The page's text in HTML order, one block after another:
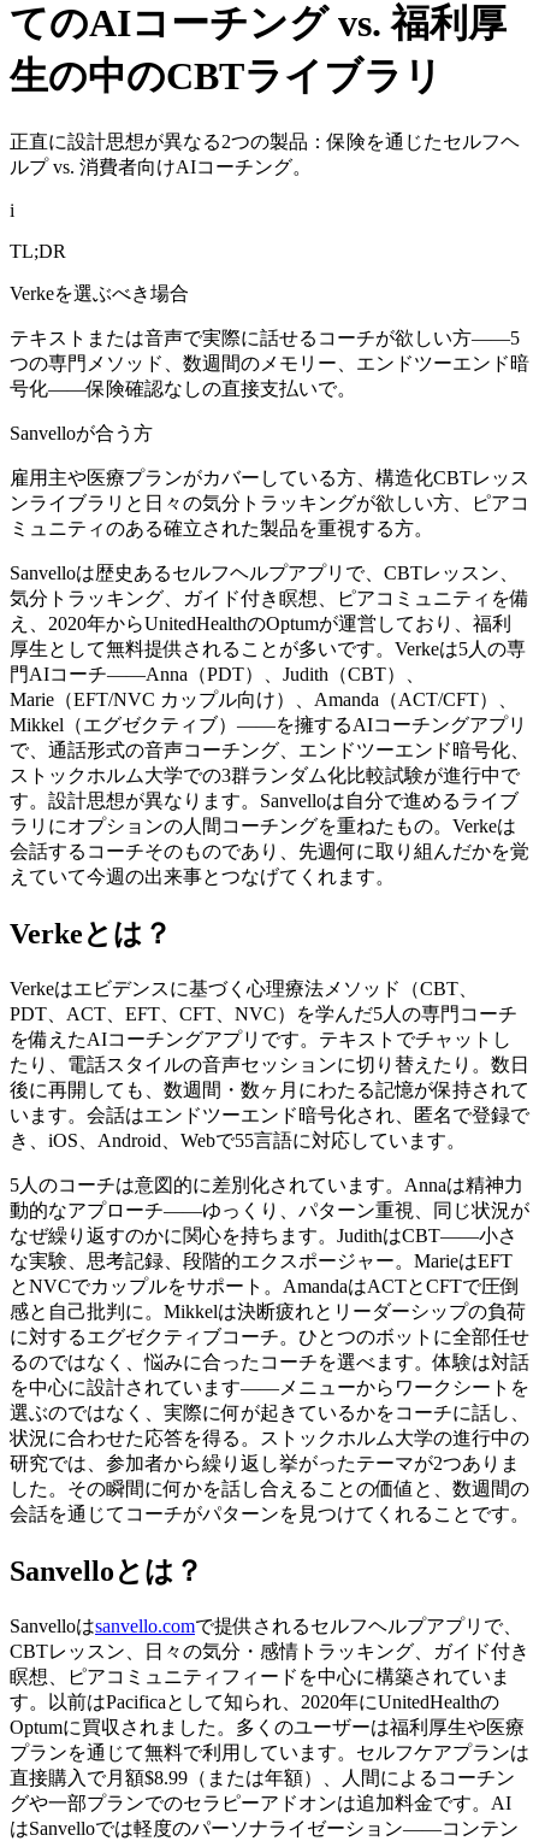
てのAIコーチング vs. 福利厚
生の中のCBTライブラリ
正直に設計思想が異なる2つの製品：保険を通じたセルフヘ
ルプ vs. 消費者向けAIコーチング。
i
TL;DR
Verkeを選ぶべき場合
テキストまたは音声で実際に話せるコーチが欲しい方——5
つの専門メソッド、数週間のメモリー、エンドツーエンド暗
号化——保険確認なしの直接支払いで。
Sanvelloが合う方
雇用主や医療プランがカバーしている方、構造化CBTレッス
ンライブラリと日々の気分トラッキングが欲しい方、ピアコ
ミュニティのある確立された製品を重視する方。
Sanvelloは歴史あるセルフヘルプアプリで、CBTレッスン、
気分トラッキング、ガイド付き瞑想、ピアコミュニティを備
え、2020年からUnitedHealthのOptumが運営しており、福利
厚生として無料提供されることが多いです。Verkeは5人の専
門AIコーチ——Anna（PDT）、Judith（CBT）、
Marie（EFT/NVC カップル向け）、Amanda（ACT/CFT）、
Mikkel（エグゼクティブ）——を擁するAIコーチングアプリ
で、通話形式の音声コーチング、エンドツーエンド暗号化、
ストックホルム大学での3群ランダム化比較試験が進行中で
す。設計思想が異なります。Sanvelloは自分で進めるライブ
ラリにオプションの人間コーチングを重ねたもの。Verkeは
会話するコーチそのものであり、先週何に取り組んだかを覚
えていて今週の出来事とつなげてくれます。
Verkeとは？
Verkeはエビデンスに基づく心理療法メソッド（CBT、
PDT、ACT、EFT、CFT、NVC）を学んだ5人の専門コーチ
を備えたAIコーチングアプリです。テキストでチャットし
たり、電話スタイルの音声セッションに切り替えたり。数日
後に再開しても、数週間・数ヶ月にわたる記憶が保持されて
います。会話はエンドツーエンド暗号化され、匿名で登録で
き、iOS、Android、Webで55言語に対応しています。
5人のコーチは意図的に差別化されています。Annaは精神力
動的なアプローチ——ゆっくり、パターン重視、同じ状況が
なぜ繰り返すのかに関心を持ちます。JudithはCBT——小さ
な実験、思考記録、段階的エクスポージャー。MarieはEFT
とNVCでカップルをサポート。AmandaはACTとCFTで圧倒
感と自己批判に。Mikkelは決断疲れとリーダーシップの負荷
に対するエグゼクティブコーチ。ひとつのボットに全部任せ
るのではなく、悩みに合ったコーチを選べます。体験は対話
を中心に設計されています——メニューからワークシートを
選ぶのではなく、実際に何が起きているかをコーチに話し、
状況に合わせた応答を得る。ストックホルム大学の進行中の
研究では、参加者から繰り返し挙がったテーマが2つありま
した。その瞬間に何かを話し合えることの価値と、数週間の
会話を通じてコーチがパターンを見つけてくれることです。
Sanvelloとは？
Sanvelloはsanvello.comで提供されるセルフヘルプアプリで、
CBTレッスン、日々の気分・感情トラッキング、ガイド付き
瞑想、ピアコミュニティフィードを中心に構築されていま
す。以前はPacificaとして知られ、2020年にUnitedHealthの
Optumに買収されました。多くのユーザーは福利厚生や医療
プランを通じて無料で利用しています。セルフケアプランは
直接購入で月額$8.99 （または年額）、人間によるコーチン
グや一部プランでのセラピーアドオンは追加料金です。AI
はSanvelloでは軽度のパーソナライゼーション——コンテン